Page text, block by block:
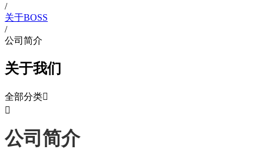
/
关于BOSS
/
公司简介
关于我们
全部分类

公司简介